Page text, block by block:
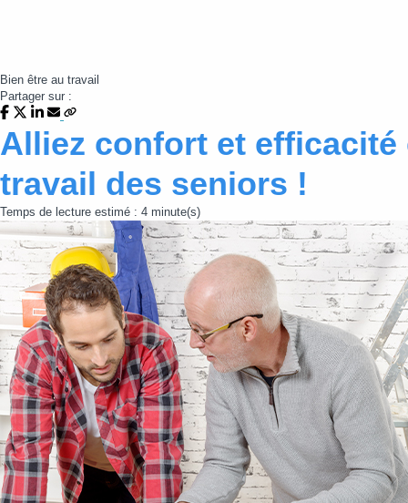
Bien être au travail
Partager sur :
Alliez confort et
travail des seniors !
Temps de lecture estimé : 4 minute(s)